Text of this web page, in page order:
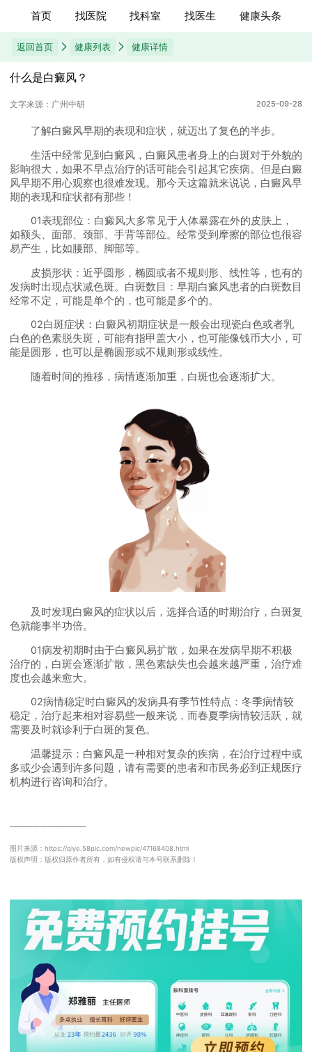
首页 找医院 找科室 找医生 健康头条
返回首页 健康列表 健康详情
什么是白癜风？
文字来源：广州中研 2025-09-28
了解白癜风早期的表现和症状，就迈出了复色的半步。
生活中经常见到白癜风，白癜风患者身上的白斑对于外貌的
影响很大，如果不早点治疗的话可能会引起其它疾病。但是白癜
风早期不用心观察也很难发现。那今天这篇就来说说，白癜风早
期的表现和症状都有那些！
01表现部位：白癜风大多常见于人体暴露在外的皮肤上，
如额头、面部、颈部、手背等部位。经常受到摩擦的部位也很容
易产生，比如腰部、脚部等。
皮损形状：近乎圆形，椭圆或者不规则形、线性等，也有的
发病时出现点状减色斑。白斑数目：早期白癜风患者的白斑数目
经常不定，可能是单个的，也可能是多个的。
02白斑症状：白癜风初期症状是一般会出现瓷白色或者乳
白色的色素脱失斑，可能有指甲盖大小，也可能像钱币大小，可
能是圆形，也可以是椭圆形或不规则形或线性。
随着时间的推移，病情逐渐加重，白斑也会逐渐扩大。
及时发现白癜风的症状以后，选择合适的时期治疗，白斑复
色就能事半功倍。
01病发初期时由于白癜风易扩散，如果在发病早期不积极
治疗的，白斑会逐渐扩散，黑色素缺失也会越来越严重，治疗难
度也会越来愈大。
02病情稳定时白癜风的发病具有季节性特点：冬季病情较
稳定，治疗起来相对容易些一般来说，而春夏季病情较活跃，就
需要及时就诊利于白斑的复色。
温馨提示：白癜风是一种相对复杂的疾病，在治疗过程中或
多或少会遇到许多问题，请有需要的患者和市民务必到正规医疗
机构进行咨询和治疗。
──────────
图片来源：https://qiye.58pic.com/newpic/47168408.html
版权声明：版权归原作者所有，如有侵权请与本号联系删除！